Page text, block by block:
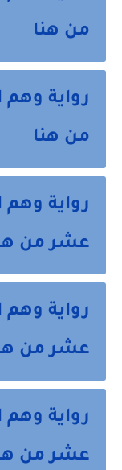
من هنا
رواية وهم
من هنا
رواية وهم
عشر من
رواية وهم
عشر من
رواية وهم
عشر من